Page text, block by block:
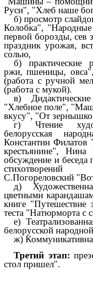
Руси", "Хлеб наше
б) просмотр
Колобка",
первой борозды, сев
праздник урожая,
солью,
б) практические
ржи, пшеницы,
(работа с ручной
(работа с мукой).
в)
"Хлебное поле",
вкусу", "От
г) Чтение
белорусская
Константин
крестьянине",
обсуждение и беседа
С.Погореловский
д)
цветными
книге "Путешествие
теста "Натюрморта с
е)
белорусской
ж)
Третий этап:
стол пришел".